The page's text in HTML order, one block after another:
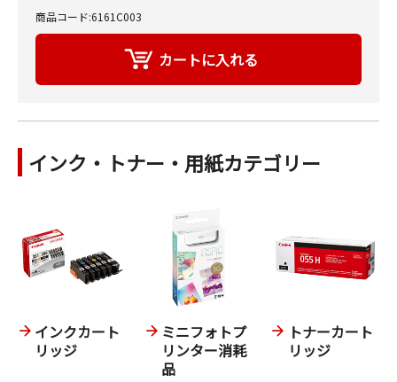
商品コード:6161C003
インク・トナー・用紙カテゴリー
インクカート
リッジ
ミニフォトプ
リンター消耗
品
トナーカート
リッジ